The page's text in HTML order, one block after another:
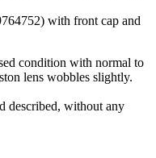
with front cap and
condition with normal to
lens wobbles slightly.
described, without any